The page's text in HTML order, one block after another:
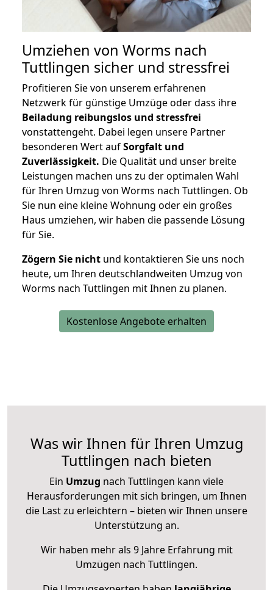
Umziehen von Worms nach
Tuttlingen sicher und stressfrei
Profitieren Sie von unserem erfahrenen
Netzwerk für günstige Umzüge oder dass ihre
Beiladung reibungslos und stressfrei
vonstattengeht. Dabei legen unsere Partner
besonderen Wert aufSorgfalt und
Zuverlässigkeit. Die Qualität und unser breite
Leistungen machen uns zu der optimalen Wahl
für Ihren Umzug von Worms nach Tuttlingen. Ob
Sie nun eine kleine Wohnung oder ein großes
Haus umziehen, wir haben die passende Lösung
für Sie.
Zögern Sie nicht und kontaktieren Sie uns noch
heute, um Ihren deutschlandweiten Umzug von
Worms nach Tuttlingen mit Ihnen zu planen.
Kostenlose Angebote erhalten
Was wir Ihnen für Ihren Umzug
Tuttlingen nach bieten
Ein Umzug nach Tuttlingen kann viele
Herausforderungen mit sich bringen, um Ihnen
die Last zu erleichtern – bieten wir Ihnen unsere
Unterstützung an.
Wir haben mehr als 9 Jahre Erfahrung mit
Umzügen nach Tuttlingen.